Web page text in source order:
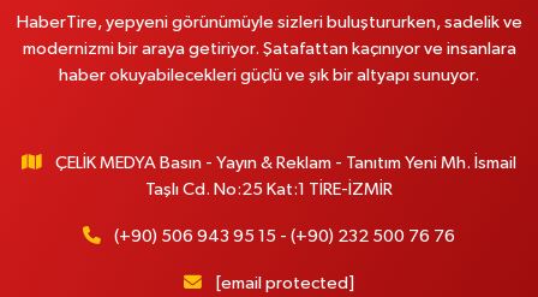
HaberTire, yepyeni görünümüyle sizleri buluştururken, sadelik ve
modernizmi bir araya getiriyor. Şatafattan kaçınıyor ve insanlara
haber okuyabilecekleri güçlü ve şık bir altyapı sunuyor.
ÇELİK MEDYA Basın - Yayın & Reklam - Tanıtım Yeni Mh. İsmail
Taşlı Cd. No:25 Kat:1 TİRE-İZMİR
(+90) 506 943 95 15 - (+90) 232 500 76 76
[email protected]